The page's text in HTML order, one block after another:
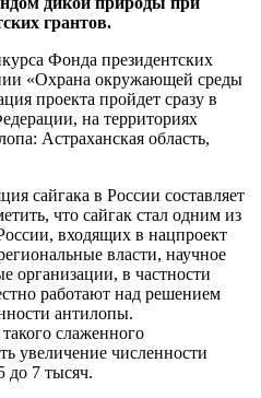
грантов.
Фонда президентских
«Охрана окружающей среды
проекта пройдет сразу в
на территориях
Астраханская область,
сайгака в России составляет
что сайгак стал одним из
входящих в нацпроект
власти, научное
организации, в частности
работают над решением
антилопы.
слаженного
увеличение численности
до 7 тысяч.